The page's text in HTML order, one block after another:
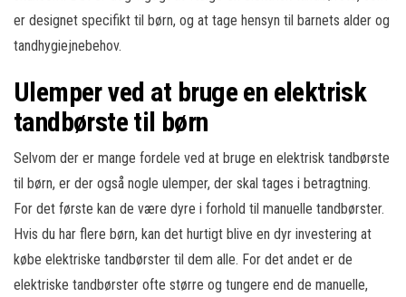
er designet specifikt til børn, og at tage hensyn til barnets alder og
tandhygiejnebehov.
Ulemper ved at bruge en elektrisk
tandbørste til børn
Selvom der er mange fordele ved at bruge en elektrisk tandbørste
til børn, er der også nogle ulemper, der skal tages i betragtning.
For det første kan de være dyre i forhold til manuelle tandbørster.
Hvis du har flere børn, kan det hurtigt blive en dyr investering at
købe elektriske tandbørster til dem alle. For det andet er de
elektriske tandbørster ofte større og tungere end de manuelle,